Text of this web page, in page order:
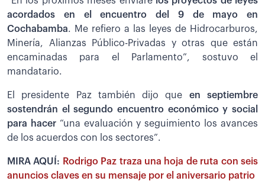
acordados en el encuentro del 9 de mayo en
Cochabamba. Me refiero a las leyes de Hidrocarburos,
Minería, Alianzas Público-Privadas y otras que están
encaminadas para el Parlamento”, sostuvo el
mandatario.
El presidente Paz también dijo que en septiembre
sostendrán el segundo encuentro económico y social
para hacer“una evaluación y seguimiento los avances
de los acuerdos con los sectores”.
MIRA AQUÍ: Rodrigo Paz traza una hoja de ruta con seis
anuncios claves en su mensaje por el aniversario patrio